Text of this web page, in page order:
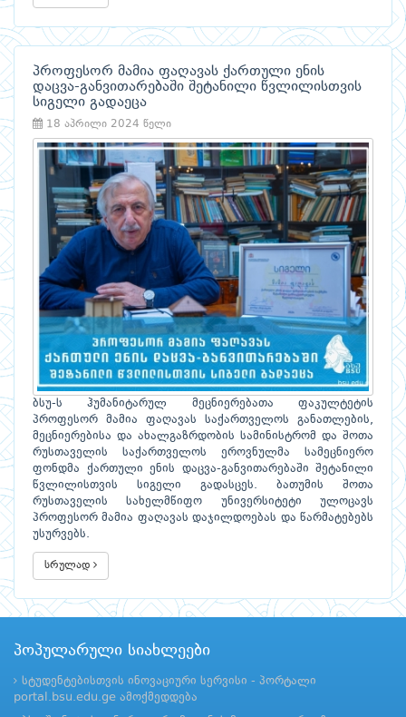
პროფესორ მამია ფაღავას ქართული ენის
დაცვა-განვითარებაში შეტანილი წვლილისთვის
სიგელი გადაეცა
18 აპრილი 2024 წელი
ბსუ-ს ჰუმანიტარულ მეცნიერებათა ფაკულტეტის
პროფესორ მამია ფაღავას საქართველოს განათლების,
მეცნიერებისა და ახალგაზრდობის სამინისტრომ და შოთა
რუსთაველის საქართველოს ეროვნულმა სამეცნიერო
ფონდმა ქართული ენის დაცვა-განვითარებაში შეტანილი
წვლილისთვის სიგელი გადასცეს. ბათუმის შოთა
რუსთაველის სახელმწიფო უნივერსიტეტი ულოცავს
პროფესორ მამია ფაღავას დაჯილდოებას და წარმატებებს
უსურვებს.
სრულად
პოპულარული სიახლეები
სტუდენტებისთვის ინოვაციური სერვისი - პორტალი
portal.bsu.edu.ge ამოქმედდება